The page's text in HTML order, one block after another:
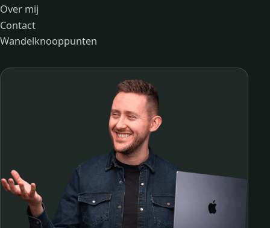
Over mij
Contact
Wandelknooppunten